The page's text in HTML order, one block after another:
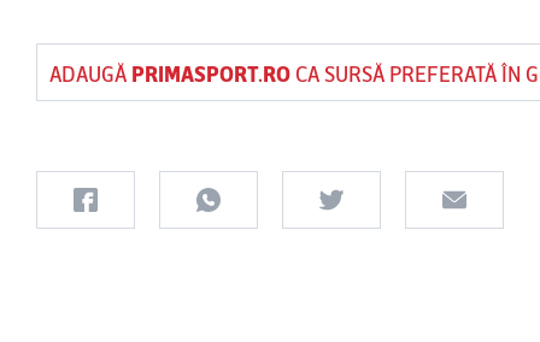
ADAUGĂ PRIMASPORT.ROCA SURSĂ PREFERATĂ ÎN